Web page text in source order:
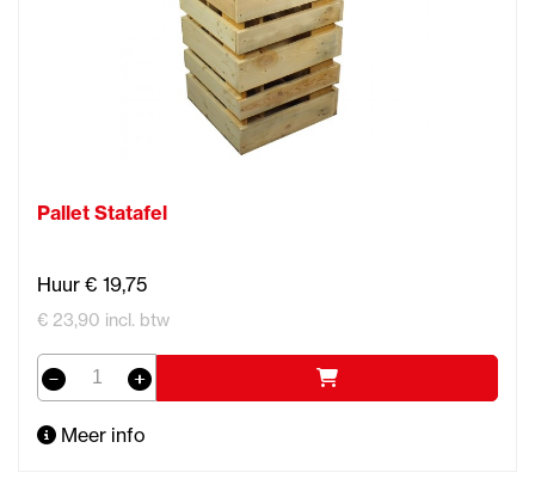
Pallet Statafel
Huur € 19,75
€ 23,90 incl. btw
Meer info